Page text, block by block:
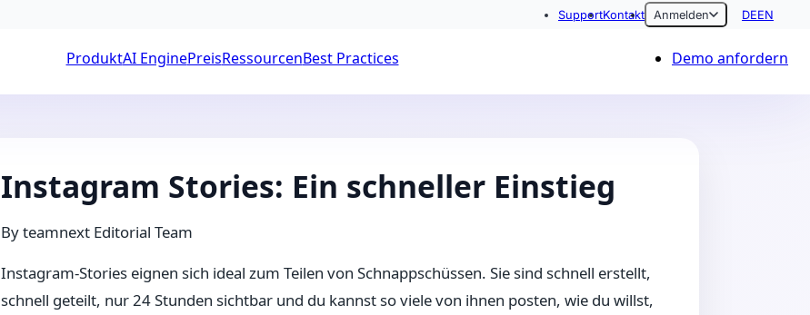
SupportKontakt Anmelden DEEN
ProduktAI EnginePreisRessourcenBest Practices Demo anfordern
Instagram Stories: Ein schneller Einstieg
Byteamnext Editorial Team
Instagram-Stories eignen sich ideal zum Teilen von Schnappschüssen. Sie sind schnell erstellt,
schnell geteilt, nur 24 Stunden sichtbar und du kannst so viele von ihnen posten, wie du willst,